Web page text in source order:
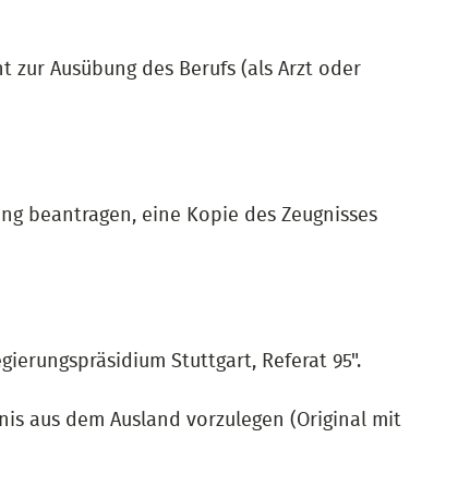
Ausübung des Berufs (als Arzt oder
beantragen, eine Kopie des Zeugnisses
Stuttgart, Referat 95".
aus dem Ausland vorzulegen (Original mit